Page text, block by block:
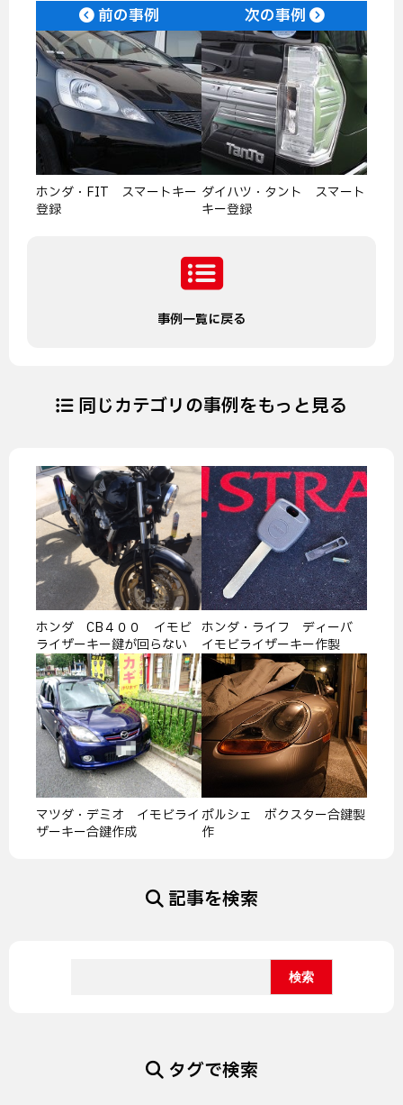
前の事例
ホンダ・FIT スマートキー
登録
事例一覧に戻る
次の事例
ダイハツ・タント スマート
キー登録
同じカテゴリの事例をもっと見る
ホンダ CB４００ イモビ
ライザーキー鍵が回らない
ホンダ・ライフ ディーバ
イモビライザーキー作製
マツダ・デミオ イモビライ
ザーキー合鍵作成
ポルシェ ボクスター合鍵製
作
記事を検索
タグで検索